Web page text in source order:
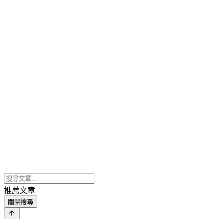
推薦文章
關閉搜尋